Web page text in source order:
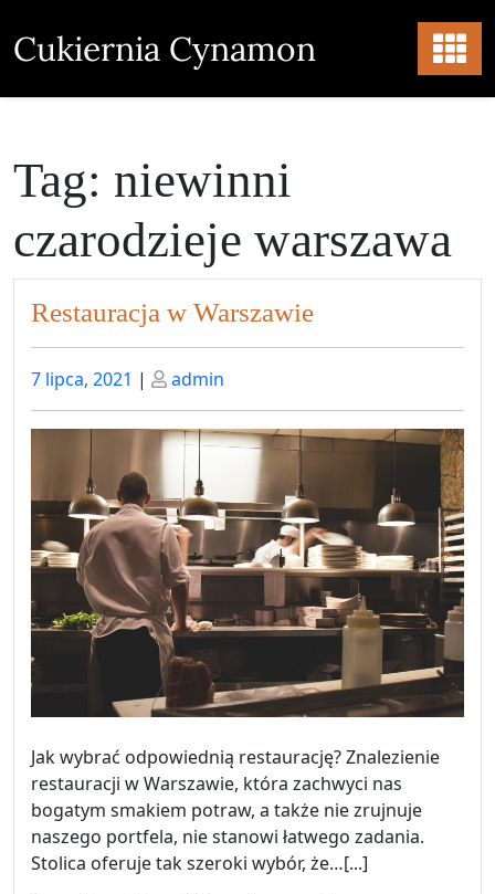
to
content
Cukiernia Cynamon
Tag: niewinni
czarodzieje warszawa
Restauracja w Warszawie
Posted
on
7 lipca, 2021 | Posted
on
admin
Jak wybrać odpowiednią restaurację? Znalezienie
restauracji w Warszawie, która zachwyci nas
bogatym smakiem potraw, a także nie zrujnuje
naszego portfela, nie stanowi łatwego zadania.
Stolica oferuje tak szeroki wybór, że…[...]